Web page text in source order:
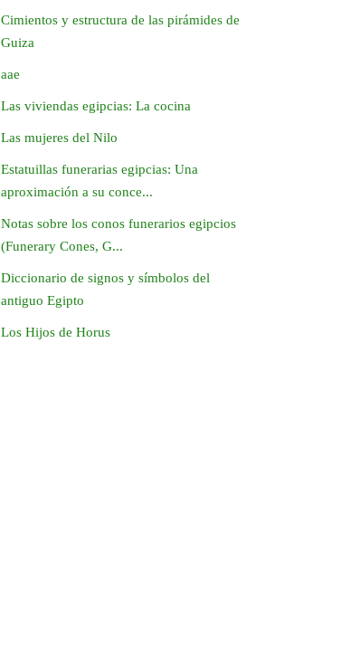
Cimientos y estructura de las pirámides de
Guiza
aae
Las viviendas egipcias: La cocina
Las mujeres del Nilo
Estatuillas funerarias egipcias: Una
aproximación a su conce...
Notas sobre los conos funerarios egipcios
(Funerary Cones, G...
Diccionario de signos y símbolos del
antiguo Egipto
Los Hijos de Horus